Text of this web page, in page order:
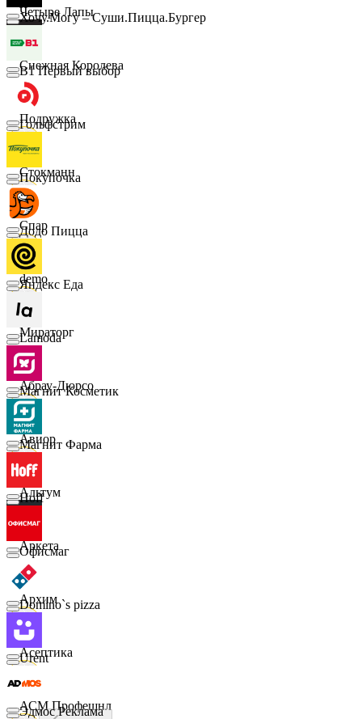
Четыре Лапы
Снежная Королева
Подружка
Стокманн
Cпар
demo
Мираторг
Абрау-Дюрсо
Авиор
Альтум
Аркета
Архим
Асептика
АСМ Профешнл
Хочу.Могу – Суши.Пицца.Бургер
B1 Первый выбор
Гольфстрим
Покупочка
Додо Пицца
Яндекс Еда
Lamoda
Магнит Косметик
Магнит Фарма
Hoff
Офисмаг
Domino`s pizza
Urent
Эдмос Реклама